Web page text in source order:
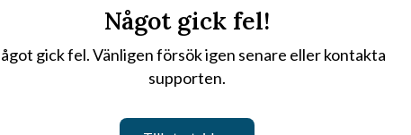
Något gick fel!
gick fel. Vänligen försök igen senare eller kontakta
supporten.